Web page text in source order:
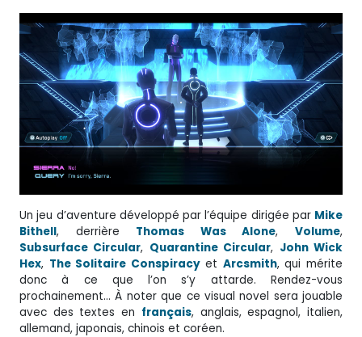
Un jeu d’aventure développé par l’équipe dirigée par Mike
Bithell, derrière Thomas Was Alone,Volume,
Subsurface Circular, Quarantine Circular, John Wick
Hex, The Solitaire Conspiracyet Arcsmith, qui mérite
donc à ce que l’on s’y attarde. Rendez-vous
prochainement… À noter que ce visual novel sera jouable
avec des textes en français, anglais, espagnol, italien,
allemand, japonais, chinois et coréen.